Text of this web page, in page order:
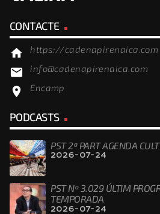
CONTACTE
home https://cadenapirenaica.com
email info@cadenapirenaica.com
location_on Encamp
PODCASTS
PST 2ª PART AGENDA
2026-07-24
PST Nº 3.029 ÚLTIM
TEMPORADA
2026-07-24